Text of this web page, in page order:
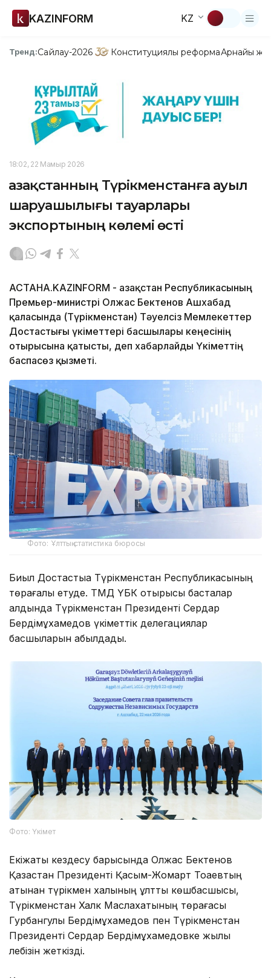
KAZINFORM KZ
Тренд:Сайлау-2026 Конституциялық реформаАрнайы
18:02, 22 Мамыр 2026
Қазақстанның Түрікменстанға ауыл
шаруашылығы тауарлары
экспортының көлемі өсті
АСТАНА.KAZINFORM - Қазақстан Республикасының
Премьер-министрі Олжас Бектенов Ашхабад
қаласында (Түрікменстан) Тәуелсіз Мемлекеттер
Достастығы үкіметтері басшылары кеңесінің
отырысына қатысты, деп хабарлайды Үкіметтің
баспасөз қызметі.
Фото: Ұлттық статистика бюросы
Биыл Достастыққа Түрікменстан Республикасының
төрағалық етуде. ТМД ҮБК отырысы басталар
алдында Түрікменстан Президенті Сердар
Бердімұхамедов үкіметтік делегациялар
басшыларын қабылдады.
Фото: Үкімет
Екіжақты кездесу барысында Олжас Бектенов
Қазақстан Президенті Қасым-Жомарт Тоқаевтың
атынан түрікмен халқының ұлттық көшбасшысы,
Түрікменстан Халк Маслахатының төрағасы
Гурбангулы Бердімұхамедов пен Түрікменстан
Президенті Сердар Бердімұхамедовке жылы
лебізін жеткізді.